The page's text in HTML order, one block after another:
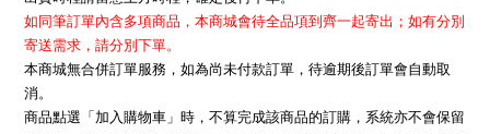
如同筆訂單內含多項商品，本商城會待全品項到齊一起寄出；如有分別
寄送需求，請分別下單。
本商城無合併訂單服務，如為尚未付款訂單，待逾期後訂單會自動取
消。
商品點選「加入購物車」時，不算完成該商品的訂購，系統亦不會保留